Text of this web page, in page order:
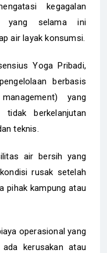
kegagalan
yang selama ini
air layak konsumsi.
Yoga Pribadi,
berbasis
yang
tidak berkelanjutan
teknis.
air bersih yang
rusak setelah
pihak kampung atau
operasional yang
kerusakan atau